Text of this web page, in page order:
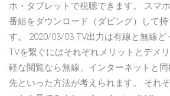
ホ・タブレットで視聴できます。 スマ
番組をダウンロード（ダビング）して
す。 2020/03/03 TV出力は有線と無線ど
TVを繋ぐにはそれぞれメリットとデメ
軽な閲覧なら無線、インターネットと
先といった方法が考えられます。 それ